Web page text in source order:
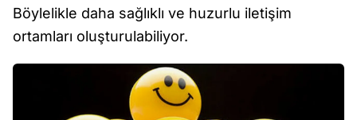
Böylelikle daha sağlıklı ve huzurlu iletişim
ortamları oluşturulabiliyor.